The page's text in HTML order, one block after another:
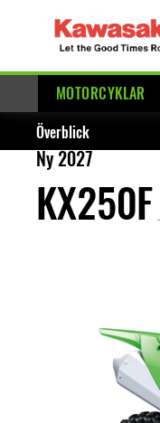
MOTORCYKLAR
Överblick
Ny 2027
KX250F